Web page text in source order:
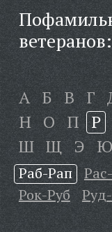
ветеранов:
А Б В Г
Н О П Р
Ш Щ Э Ю
Раб-Рап
Рок-Руб